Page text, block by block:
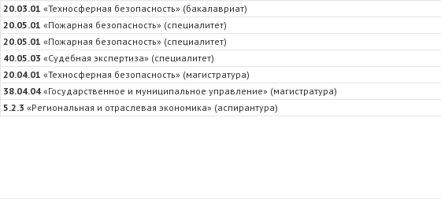
20.03.01 «Техносферная безопасность» (бакалавриат)
20.05.01 «Пожарная безопасность» (специалитет)
20.05.01 «Пожарная безопасность» (специалитет)
40.05.03 «Судебная экспертиза» (специалитет)
20.04.01 «Техносферная безопасность» (магистратура)
38.04.04 «Государственное и муниципальное управление» (магистратура)
5.2.3 «Региональная и отраслевая экономика» (аспирантура)